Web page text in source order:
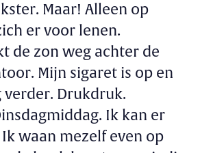
Maar! Alleen op
er voor lenen.
de zon weg achter de
Mijn sigaret is op en
Drukdruk.
Ik kan er
waan mezelf even op